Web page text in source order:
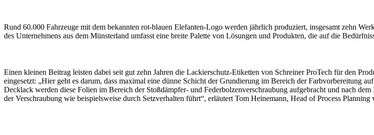
Rund 60.000 Fahrzeuge mit dem bekannten rot-blauen Elefanten-Logo werden jährlich produziert, insgesamt zehn
des Unternehmens aus dem Münsterland umfasst eine breite Palette von Lösungen und Produkten, die auf die
Einen kleinen Beitrag leisten dabei seit gut zehn Jahren die Lackierschutz-Etiketten von Schreiner ProTech für den
eingesetzt: „Hier geht es darum, dass maximal eine dünne Schicht der Grundierung im Bereich der Farbvorbereitung
Decklack werden diese Folien im Bereich der Stoßdämpfer- und Federbolzenverschraubung aufgebracht und nach
der Verschraubung wie beispielsweise durch Setzverhalten führt“, erläutert Tom Heinemann, Head of Process